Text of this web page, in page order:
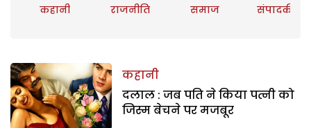
कहानी राजनीति समाज संपादकीय
कहानी
दलाल : जब पति ने किया पत्नी को
जिस्म बेचने पर मजबूर